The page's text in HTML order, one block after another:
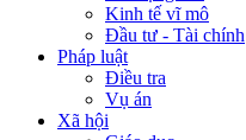
Kinh tế vĩ mô
Đầu tư - Tài chính
Pháp luật
Điều tra
Vụ án
Xã hội